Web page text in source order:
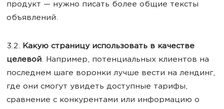
продукт — нужно писать более общие тексты
объявлений.
3.2. Какую страницу использовать в качестве
целевой. Например, потенциальных клиентов на
последнем шаге воронки лучше вести на лендинг,
где они смогут увидеть доступные тарифы,
сравнение с конкурентами или информацию о